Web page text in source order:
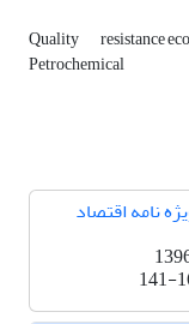
Quality resistance
Petrochemical
5، ویژه نامه اقتصاد
141-